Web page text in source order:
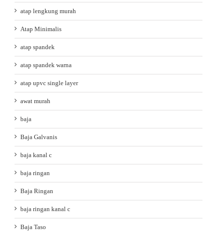
atap lengkung murah
Atap Minimalis
atap spandek
atap spandek warna
atap upvc single layer
awat murah
baja
Baja Galvanis
baja kanal c
baja ringan
Baja Ringan
baja ringan kanal c
Baja Taso